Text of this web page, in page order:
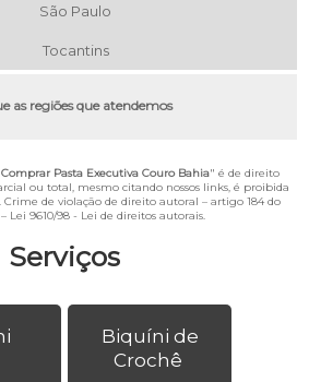
Serviços
Biquíni de
Crochê
São Paulo
Tocantins
as regiões que atendemos
Pasta Executiva Couro Bahia" é de direito
ou total, mesmo citando nossos links, é proibida
de violação de direito autoral – artigo 184 do
Lei 9610/98 - Lei de direitos autorais.